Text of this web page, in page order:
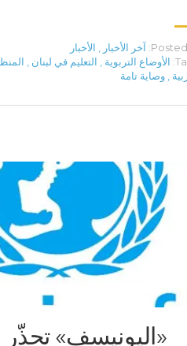
Posted آخر الأخبار
الأخبار
الأوضاع التربوية التعليم في لبنان
وصاية تامة
«اليونيسف»